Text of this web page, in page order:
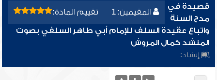
المقيمين: 1 تقييم المادة:
قصيدة في
مدح السنة
واتباع عقيدة السلف للإمام أبي طاهر السلفي بصوت
المنشد كمال المروش
إنشاد: